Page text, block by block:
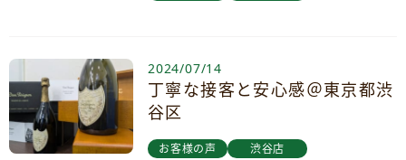
2024/07/14
丁寧な接客と安心感＠東京都渋
谷区
お客様の声 渋谷店